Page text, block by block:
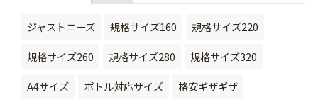
ジャストニーズ 規格サイズ160
規格サイズ220
規格サイズ260
規格サイズ280
規格サイズ320
A4サイズ
ボトル対応サイズ 格安ギザギザ